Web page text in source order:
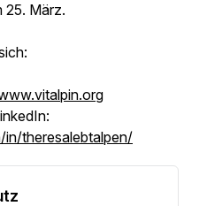
25. März.
theresalebtalpen/